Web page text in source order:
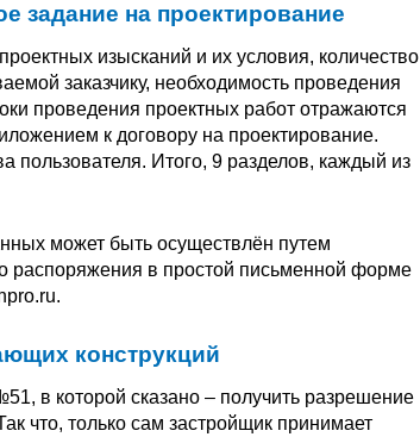
задание на проектирование
изысканий и их условия, количество
заказчику, необходимость проведения
проведения проектных работ отражаются
к договору на проектирование.
пользователя. Итого, 9 разделов, каждый из
может быть осуществлён путем
распоряжения в простой письменной форме
конструкций
в которой сказано – получить разрешение
что, только сам застройщик принимает